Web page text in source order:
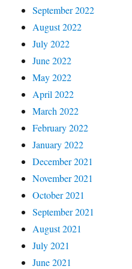
September 2022
August 2022
July 2022
June 2022
May 2022
April 2022
March 2022
February 2022
January 2022
December 2021
November 2021
October 2021
September 2021
August 2021
July 2021
June 2021